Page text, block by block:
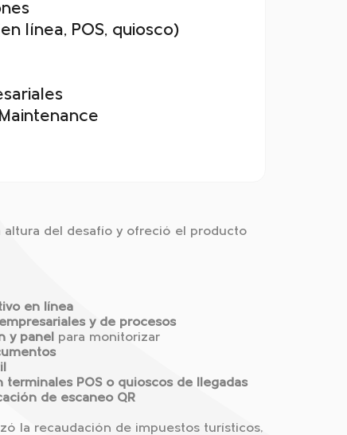
línea, POS, quiosco)
altura del desafío y ofreció el producto
en línea
y de procesos
y panel
para monitorizar
POS o quioscos de llegadas
de escaneo QR
la recaudación de impuestos turísticos,